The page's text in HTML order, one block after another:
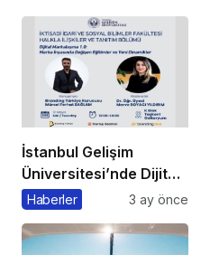
İstanbul Gelişim
Üniversitesi’nde Dijital
Markalaşma 1.0
Haberler 3 ay önce